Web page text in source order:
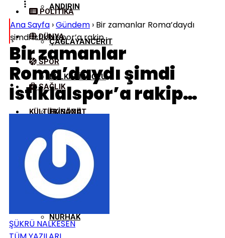
ANDIRIN
ÇAĞLAYANCERIT
DULKADIROĞLU
EKINÖZÜ
ELBISTAN
GÖKSUN
NURHAK
POLITIKA
DÜNYA
SPOR
SAĞLIK
KÜLTÜR/SANAT
Ana Sayfa ›Gündem › Bir zamanlar Roma’daydı
şimdi İstiklalspor’a rakip…
Bir zamanlar
Roma’daydı şimdi
İstiklalspor’a rakip…
ŞÜKRÜ NALKESEN